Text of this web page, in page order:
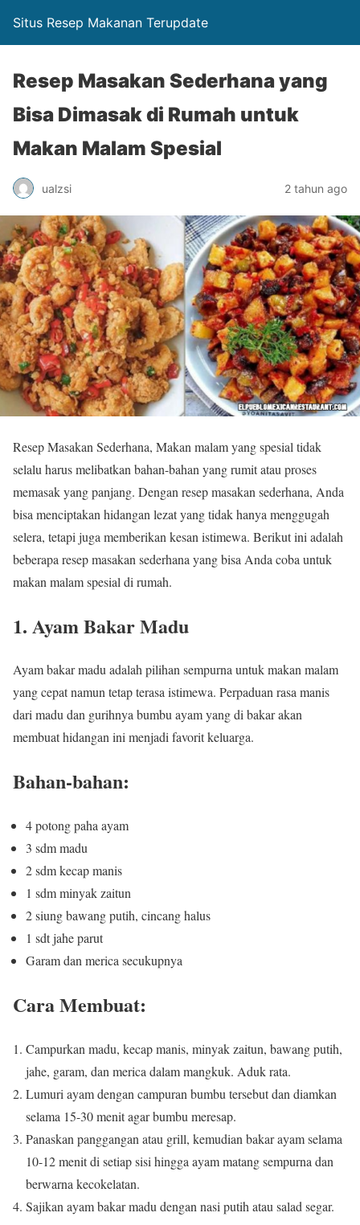
Situs Resep Makanan Terupdate
Resep Masakan Sederhana yang
Bisa Dimasak di Rumah untuk
Makan Malam Spesial
ualzsi 2 tahun ago
Resep Masakan Sederhana, Makan malam yang spesial tidak
selalu harus melibatkan bahan-bahan yang rumit atau proses
memasak yang panjang. Dengan resep masakan sederhana, Anda
bisa menciptakan hidangan lezat yang tidak hanya menggugah
selera, tetapi juga memberikan kesan istimewa. Berikut ini adalah
beberapa resep masakan sederhana yang bisa Anda coba untuk
makan malam spesial di rumah.
1. Ayam Bakar Madu
Ayam bakar madu adalah pilihan sempurna untuk makan malam
yang cepat namun tetap terasa istimewa. Perpaduan rasa manis
dari madu dan gurihnya bumbu ayam yang di bakar akan
membuat hidangan ini menjadi favorit keluarga.
Bahan-bahan:
4 potong paha ayam
3 sdm madu
2 sdm kecap manis
1 sdm minyak zaitun
2 siung bawang putih, cincang halus
1 sdt jahe parut
Garam dan merica secukupnya
Cara Membuat:
Campurkan madu, kecap manis, minyak zaitun, bawang putih,
jahe, garam, dan merica dalam mangkuk. Aduk rata.
Lumuri ayam dengan campuran bumbu tersebut dan diamkan
selama 15-30 menit agar bumbu meresap.
Panaskan panggangan atau grill, kemudian bakar ayam selama
10-12 menit di setiap sisi hingga ayam matang sempurna dan
berwarna kecokelatan.
Sajikan ayam bakar madu dengan nasi putih atau salad segar.